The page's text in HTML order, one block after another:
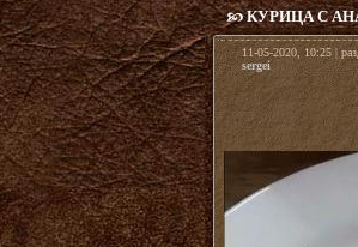
КУРИЦА С
11-05-2020, 10:25 |
sergei